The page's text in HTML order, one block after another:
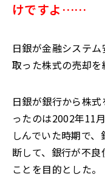
けですよ ……
日銀が金融システ
取った株式の売却を
日銀が銀行から株
ったのは2002年11
しんでいた時期で
断して、銀行が不
ことを目的とした。